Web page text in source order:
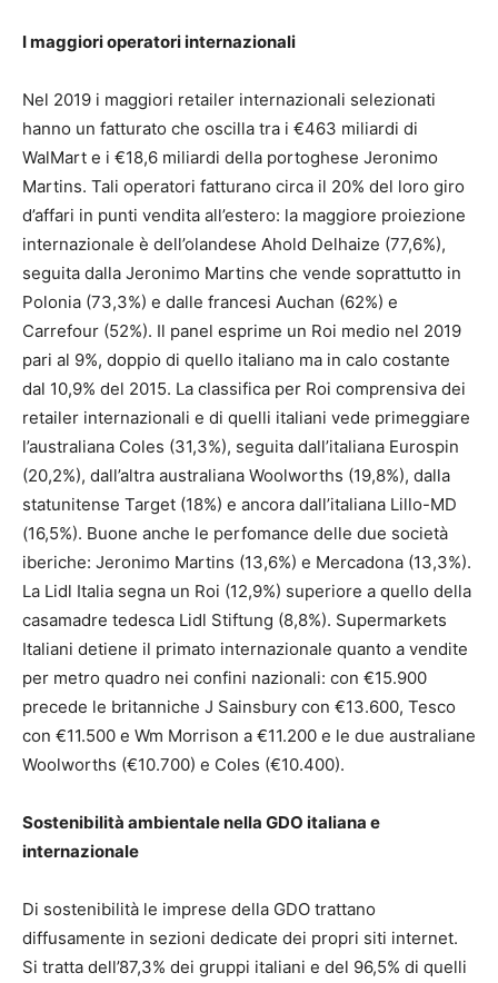
I maggiori operatori internazionali
Nel 2019 i maggiori retailer internazionali selezionati
hanno un fatturato che oscilla tra i €463 miliardi di
WalMart e i €18,6 miliardi della portoghese Jeronimo
Martins. Tali operatori fatturano circa il 20% del loro giro
d’affari in punti vendita all’estero: la maggiore proiezione
internazionale è dell’olandese Ahold Delhaize (77,6%),
seguita dalla Jeronimo Martins che vende soprattutto in
Polonia (73,3%) e dalle francesi Auchan (62%) e
Carrefour (52%). Il panel esprime un Roi medio nel 2019
pari al 9%, doppio di quello italiano ma in calo costante
dal 10,9% del 2015. La classifica per Roi comprensiva dei
retailer internazionali e di quelli italiani vede primeggiare
l’australiana Coles (31,3%), seguita dall’italiana Eurospin
(20,2%), dall’altra australiana Woolworths (19,8%), dalla
statunitense Target (18%) e ancora dall’italiana Lillo-MD
(16,5%). Buone anche le perfomance delle due società
iberiche: Jeronimo Martins (13,6%) e Mercadona (13,3%).
La Lidl Italia segna un Roi (12,9%) superiore a quello della
casamadre tedesca Lidl Stiftung (8,8%). Supermarkets
Italiani detiene il primato internazionale quanto a vendite
per metro quadro nei confini nazionali: con €15.900
precede le britanniche J Sainsbury con €13.600, Tesco
con €11.500 e Wm Morrison a €11.200 e le due australiane
Woolworths (€10.700) e Coles (€10.400).
Sostenibilità ambientale nella GDO italiana e
internazionale
Di sostenibilità le imprese della GDO trattano
diffusamente in sezioni dedicate dei propri siti internet.
Si tratta dell’87,3% dei gruppi italiani e del 96,5% di quelli